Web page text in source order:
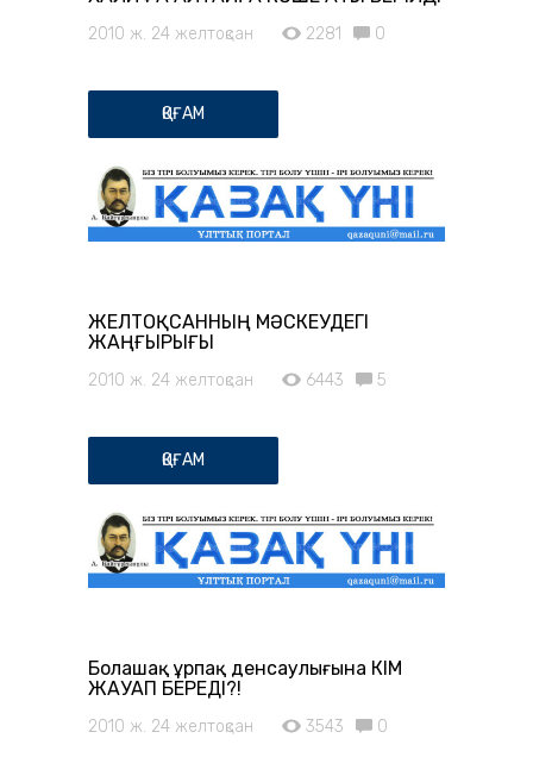
2010 ж. 24 желтоқсан 2281 0
ҚОҒАМ
ЖЕЛТОҚСАННЫҢ МӘСКЕУДЕГІ
ЖАҢҒЫРЫҒЫ
2010 ж. 24 желтоқсан 6443 5
ҚОҒАМ
Болашақ ұрпақ денсаулығына КІМ
ЖАУАП БЕРЕДІ?!
2010 ж. 24 желтоқсан 3543 0